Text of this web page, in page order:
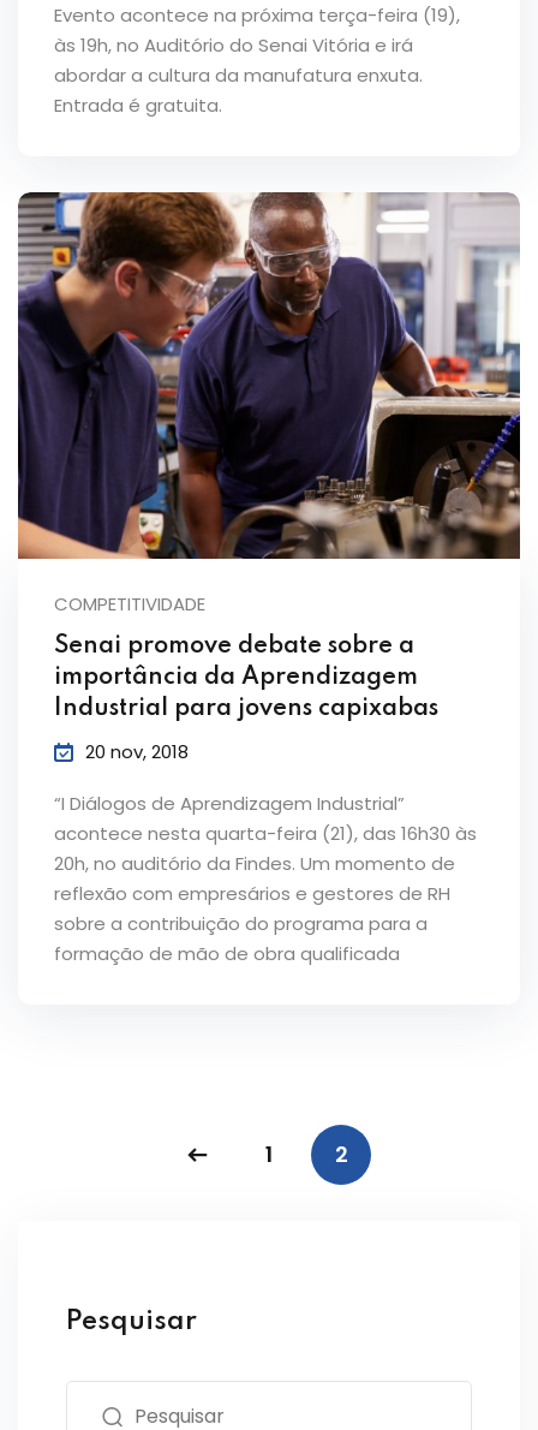
Evento acontece na próxima terça-feira (19),
às 19h, no Auditório do Senai Vitória e irá
abordar a cultura da manufatura enxuta.
Entrada é gratuita.
COMPETITIVIDADE
Senai promove debate sobre a
importância da Aprendizagem
Industrial para jovens capixabas
20 nov, 2018
“I Diálogos de Aprendizagem Industrial”
acontece nesta quarta-feira (21), das 16h30 às
20h, no auditório da Findes. Um momento de
reflexão com empresários e gestores de RH
sobre a contribuição do programa para a
formação de mão de obra qualificada
1 2
Pesquisar